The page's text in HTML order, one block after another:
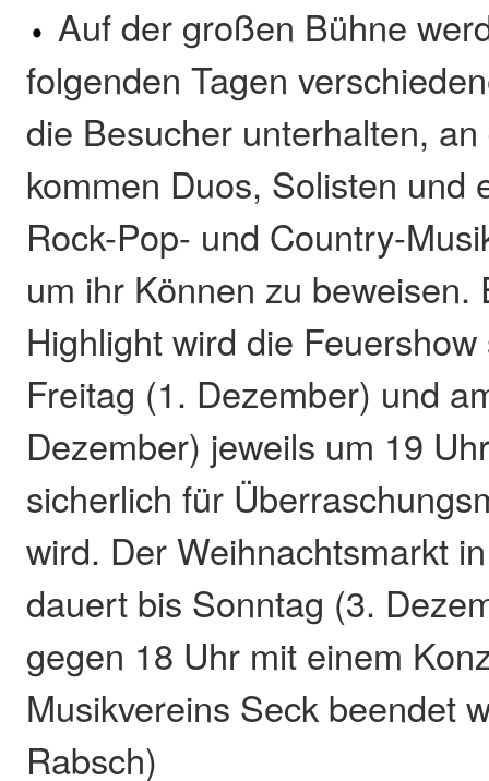
Auf der großen Bühne
folgenden Tagen
die Besucher unterhalten,
kommen Duos, Solisten und
Rock-Pop- und Country-
um ihr Können zu beweisen.
Highlight wird die
Freitag (1. Dezember) und
Dezember) jeweils um 19
sicherlich für
wird. Der Weihnachtsmarkt
dauert bis Sonntag (3.
gegen 18 Uhr mit einem
Musikvereins Seck beendet
Rabsch)